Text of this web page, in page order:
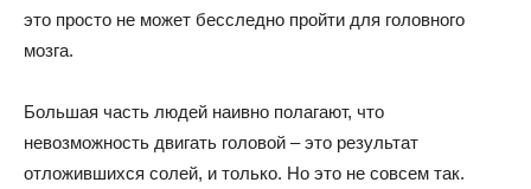
это просто не может бесследно пройти для головного
мозга.
Большая часть людей наивно полагают, что
невозможность двигать головой – это результат
отложившихся солей, и только. Но это не совсем так.